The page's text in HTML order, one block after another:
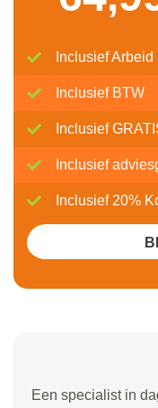
Een specialist in
Inclusief Arbeid
Inclusief BTW
Inclusief
Inclusief
Inclusief 20%